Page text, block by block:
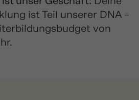
ist Teil unserer DNA –
von